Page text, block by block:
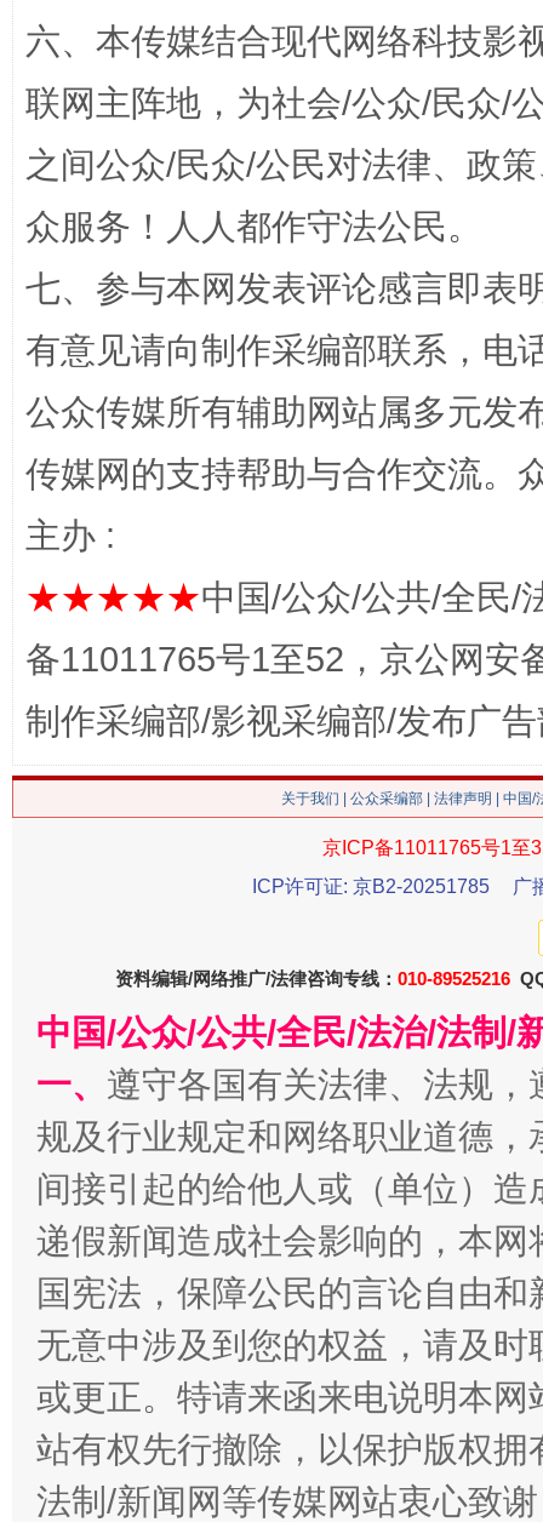
网上购药对药下症？
这是一记警钟！ 谢
在谋一域中谋全局
今
习近平的博鳌关键词
魏明亮
“刷贴”乱象丛生
生
六、本传媒结合现代网络科技影
联网主阵地，为社会/公众/民众/
之间公众/民众/公民对法律、政
众服务！人人都作守法公民。
七、参与本网发表评论感言即表
有意见请向制作采编部联系，电
公众传媒所有辅助网站属多元发
传媒网的支持帮助与合作交流。
主办 :
★★★★★中国/公众/公共/全民/
备11011765号1至52，京公网安
制作采编部/影视采编部/发布广
关于我们 公众采编部 法律声明 | 中国
京ICP备11011765号1至
ICP许可证: 京B2-20251785
广
资料编辑/网络推广/法律咨询专线： 010-89525216
中国/公众/公共/全民/法治/法制/
一、 遵守各国有关法律、法规
规及行业规定和网络职业道德
间接引起的给他人或（单位）
递假新闻造成社会影响的，本
国宪法，保障公民的言论自由
无意中涉及到您的权益，请及
或更正。特请来函来电说明本
站有权先行撤除，以保护版权
法制/新闻网等传媒网站衷心致